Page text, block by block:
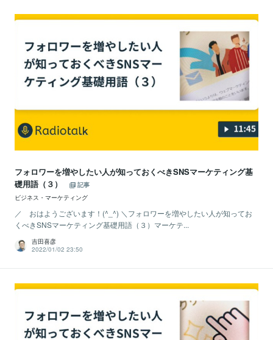
フォロワーを増やしたい人が知っておくべきSNSマーケティング基
礎用語（３）
記事
ビジネス・マーケティング
／ おはようございます！(^_^) ＼フォロワーを増やしたい人が知ってお
くべきSNSマーケティング基礎用語（３）マーケテ...
吉田喜彦
2022/01/02 23:50